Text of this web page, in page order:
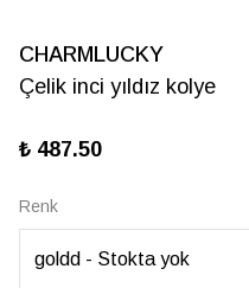
CHARMLUCKY
Çelik inci yıldız kolye
₺ 487.50
Renk